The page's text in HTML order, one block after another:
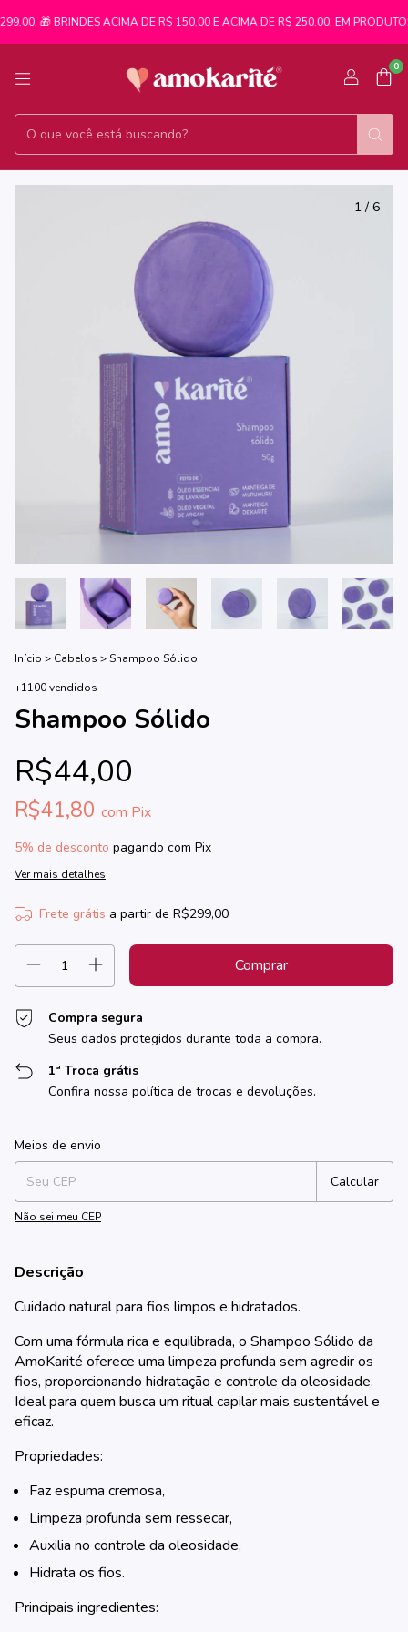
🎁 BRINDES ACIMA DE R$ 150,00 E ACIMA DE R$ 250,00, EM PRODUTOS.
0
1 / 6
Início > Cabelos >Shampoo Sólido
+1100 vendidos
Shampoo Sólido
R$44,00
R$41,80 com Pix
5% de desconto pagando com Pix
Ver mais detalhes
Frete grátis a partir de R$299,00
Compra segura
Seus dados protegidos durante toda a compra.
1ª Troca grátis
Confira nossa política de trocas e devoluções.
Entregas para o CEP:
Meios de envio
Calcular
Não sei meu CEP
Descrição
Cuidado natural para fios limpos e hidratados.
Com uma fórmula rica e equilibrada, o Shampoo Sólido da
AmoKarité oferece uma limpeza profunda sem agredir os
fios, proporcionando hidratação e controle da oleosidade.
Ideal para quem busca um ritual capilar mais sustentável e
eficaz.
Propriedades:
Faz espuma cremosa,
Limpeza profunda sem ressecar,
Auxilia no controle da oleosidade,
Hidrata os fios.
Principais ingredientes: